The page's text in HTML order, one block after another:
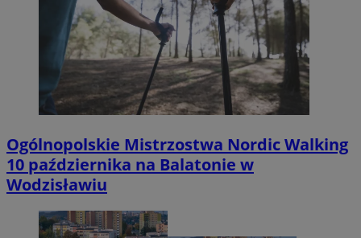
Ogólnopolskie Mistrzostwa Nordic Walking
10 października na Balatonie w
Wodzisławiu